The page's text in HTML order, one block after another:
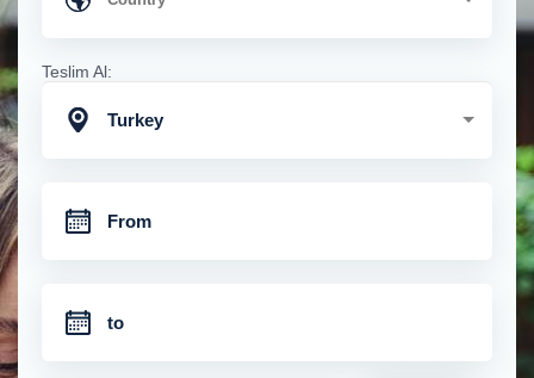
Teslim Al:
Turkey